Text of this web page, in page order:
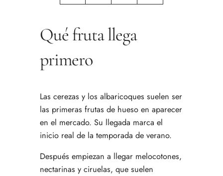
Qué fruta llega
primero
Las cerezas y los albaricoques suelen ser
las primeras frutas de hueso en aparecer
en el mercado. Su llegada marca el
inicio real de la temporada de verano.
Después empiezan a llegar melocotones,
nectarinas y ciruelas, que suelen